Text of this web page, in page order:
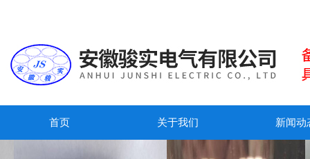
首页 关于我们 新闻动